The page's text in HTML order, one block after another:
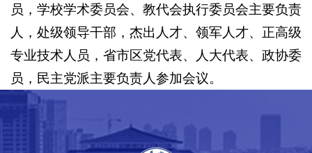
员，学校学术委员会、教代会执行委员会主要负责
人，处级领导干部，杰出人才、领军人才、正高级
专业技术人员，省市区党代表、人大代表、政协委
员，民主党派主要负责人参加会议。